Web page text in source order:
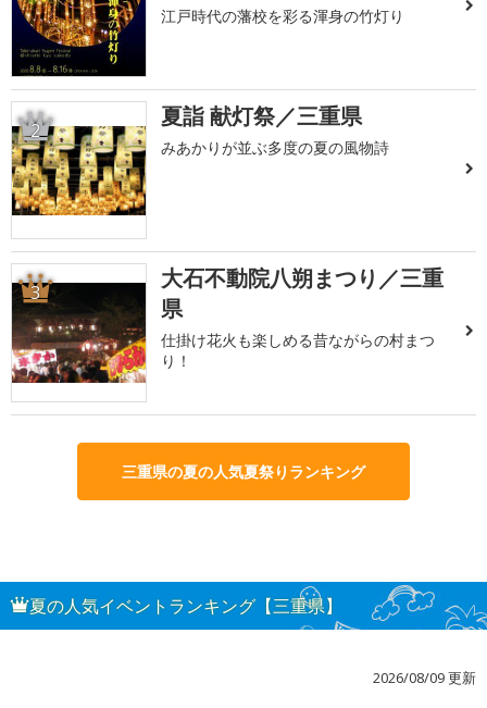
江戸時代の藩校を彩る渾身の竹灯り
2 夏詣 献灯祭／三重県
みあかりが並ぶ多度の夏の風物詩
3
大石不動院八朔まつり／三重
県
仕掛け花火も楽しめる昔ながらの村まつ
り！
三重県の夏の人気夏祭りランキング
夏の人気イベントランキング【三重県】
2026/08/09 更新